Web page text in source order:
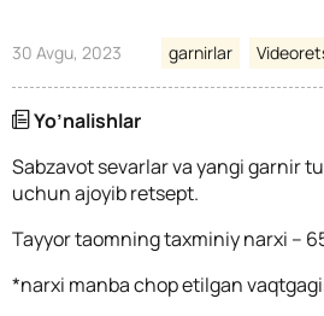
30 Avgu, 2023 garnirlar
Yo’nalishlar
Sabzavot sevarlar va yangi garnir
uchun ajoyib retsept.
Tayyor taomning taxminiy narxi –
*narxi manba chop etilgan